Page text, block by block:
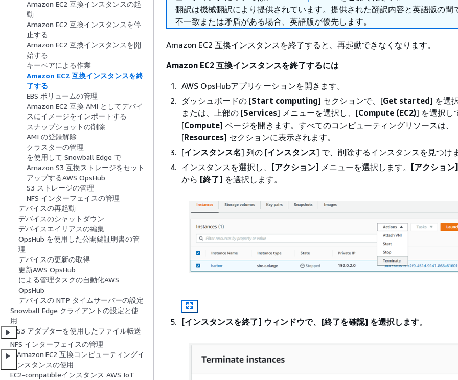
Amazon EC2 互換インスタンスの起
動
Amazon EC2 互換インスタンスを停
止する
Amazon EC2 互換インスタンスを開
始する
キーペアによる作業
Amazon EC2 互換インスタンスを終
了する
EBS ボリュームの管理
Amazon EC2 互換 AMI としてデバイ
スにイメージをインポートする
スナップショットの削除
AMI の登録解除
クラスターの管理
を使用して Snowball Edge で
Amazon S3 互換ストレージをセット
アップするAWS OpsHub
S3 ストレージの管理
NFS インターフェイスの管理
デバイスの再起動
デバイスのシャットダウン
デバイスエイリアスの編集
OpsHub を使用した公開鍵証明書の管
理
デバイスの更新の取得
更新AWS OpsHub
による管理タスクの自動化AWS
OpsHub
デバイスの NTP タイムサーバーの設定
Snowball Edge クライアントの設定と使
用
S3 アダプターを使用したファイル転送
NFS インターフェイスの管理
Amazon EC2 互換コンピューティングイ
ンスタンスの使用
EC2-compatibleインスタンス AWS IoT
翻訳は機械翻訳により提供されています。提供された翻訳内容と英語版の間
不一致または矛盾がある場合、英語版が優先します。
Amazon EC2 互換インスタンスを終了すると、再起動できなくなります。
Amazon EC2 互換インスタンスを終了するには
AWS OpsHubアプリケーションを開きます。
ダッシュボードの [Start computing] セクションで、[Get started] を選
または、上部の [Services] メニューを選択し、[Compute (EC2)] を選択し
[Compute] ページを開きます。すべてのコンピューティングリソースは、
[Resources] セクションに表示されます。
[インスタンス名] 列の [インスタンス] で、削除するインスタンスを見つけ
インスタンスを選択し、
[アクション] メニューを選択します。
[アクション]
から [終了] を選択します。
[インスタンスを終了] ウィンドウで、 [終了を確認] を選択します。